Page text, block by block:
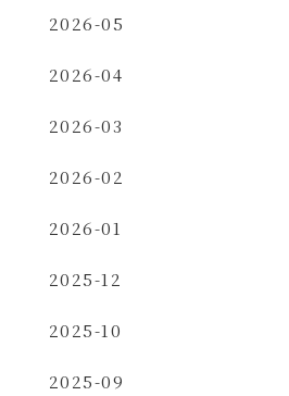
2026-05
2026-04
2026-03
2026-02
2026-01
2025-12
2025-10
2025-09